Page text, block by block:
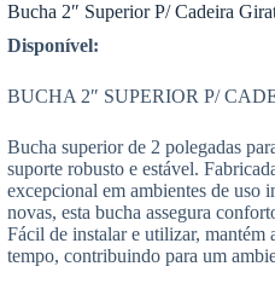
Bucha 2″ Superior P/ Cadeira
Disponível:
BUCHA 2″ SUPERIOR P/
Bucha superior de 2 polegadas
suporte robusto e estável.
excepcional em ambientes de uso
novas, esta bucha assegura
Fácil de instalar e utilizar, mantém
tempo, contribuindo para um